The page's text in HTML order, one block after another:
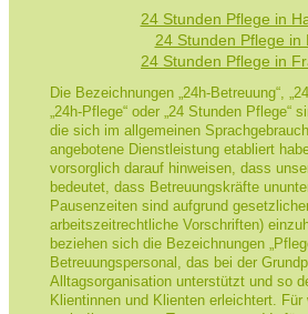
24 Stunden Pflege in
24 Stunden Pflege in
24 Stunden Pflege in
Die Bezeichnungen „24h-Betreuung“,
„24h-Pflege“ oder „24 Stunden Pflege“
die sich im allgemeinen
angebotene Dienstleistung etabliert
vorsorglich darauf hinweisen, dass
bedeutet, dass Betreuungskräfte
Pausenzeiten sind aufgrund
arbeitszeitrechtliche Vorschriften)
beziehen sich die Bezeichnungen
Betreuungspersonal, das bei der
Alltagsorganisation unterstützt und so
Klientinnen und Klienten erleichtert. Für